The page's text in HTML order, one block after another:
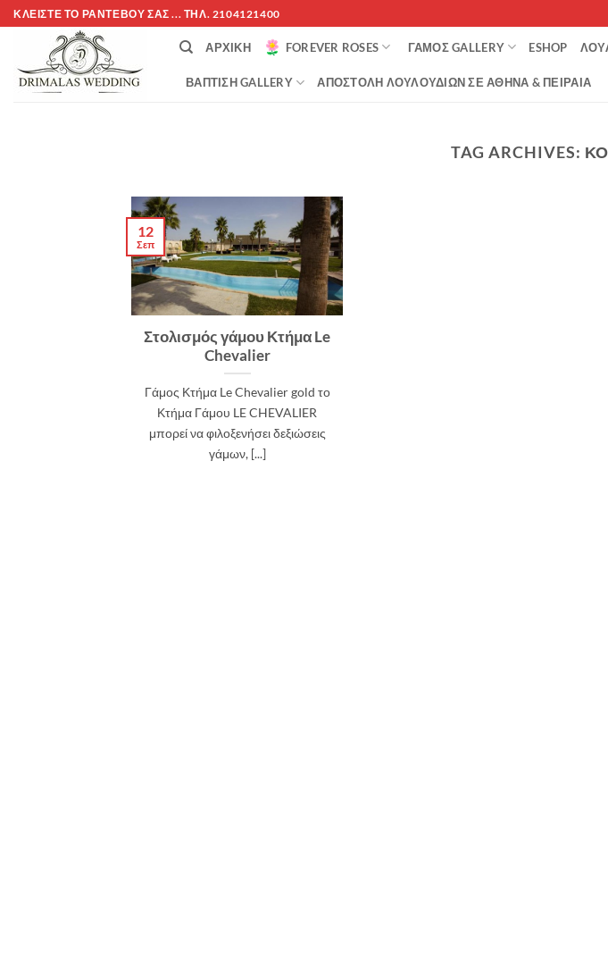
Μετάβαση
στο
περιεχόμενο
ΚΛΕΊΣΤΕ ΤΌ ΡΑΝΤΕΒΟΎ ΣΑΣ ... ΤΗΛ. 2104121400
ΑΡΧΙΚΉ FOREVER ROSES ΓΆΜΟΣ GALLERY ESHOP
ΒΆΠΤΙΣΗ GALLERY ΑΠΟΣΤΟΛΉ ΛΟΥΛΟΥΔΙΏΝ ΣΕ ΑΘΉΝΑ & ΠΕΙΡΑΙΆ
TAG ARCHIVES:
Στολισμός γάμου Κτήμα Le
Chevalier
Γάμος Κτήμα Le Chevalier gold το
Κτήμα Γάμου LE CHEVALIER
μπορεί να φιλοξενήσει δεξιώσεις
γάμων, [...]
12
Σεπ